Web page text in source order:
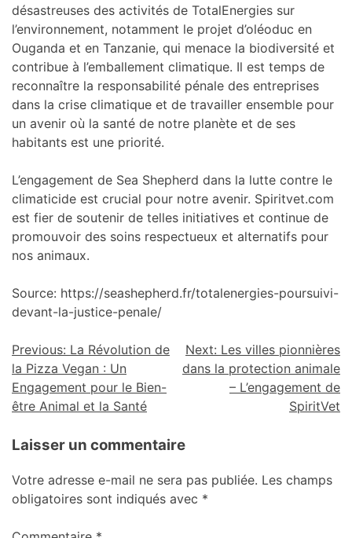
désastreuses des activités de TotalEnergies sur
l’environnement, notamment le projet d’oléoduc en
Ouganda et en Tanzanie, qui menace la biodiversité et
contribue à l’emballement climatique. Il est temps de
reconnaître la responsabilité pénale des entreprises
dans la crise climatique et de travailler ensemble pour
un avenir où la santé de notre planète et de ses
habitants est une priorité.
L’engagement de Sea Shepherd dans la lutte contre le
climaticide est crucial pour notre avenir. Spiritvet.com
est fier de soutenir de telles initiatives et continue de
promouvoir des soins respectueux et alternatifs pour
nos animaux.
Source: https://seashepherd.fr/totalenergies-poursuivi-
devant-la-justice-penale/
Previous: La Révolution de
la Pizza Vegan : Un
Engagement pour le Bien-
être Animal et la Santé
Next: Les villes pionnières
dans la protection animale
– L’engagement de
SpiritVet
Laisser un commentaire
Votre adresse e-mail ne sera pas publiée. Les champs
obligatoires sont indiqués avec *